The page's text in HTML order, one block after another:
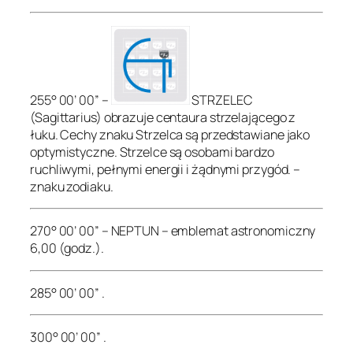
255° 00’ 00” –
STRZELEC
(Sagittarius) obrazuje centaura strzelającego z
łuku. Cechy znaku Strzelca są przedstawiane jako
optymistyczne. Strzelce są osobami bardzo
ruchliwymi, pełnymi energii i żądnymi przygód. –
znaku zodiaku.
270° 00’ 00” – NEPTUN – emblemat astronomiczny
6,00 (godz.).
285° 00’ 00” .
300° 00’ 00” .